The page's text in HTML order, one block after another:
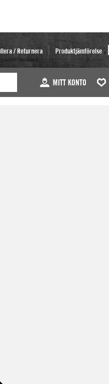
/ Returnera Produktjämförelse
MITT KONTO